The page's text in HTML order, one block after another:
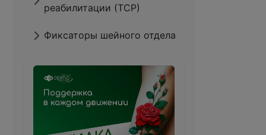
реабилитации (ТСР)
Фиксаторы шейного отдела